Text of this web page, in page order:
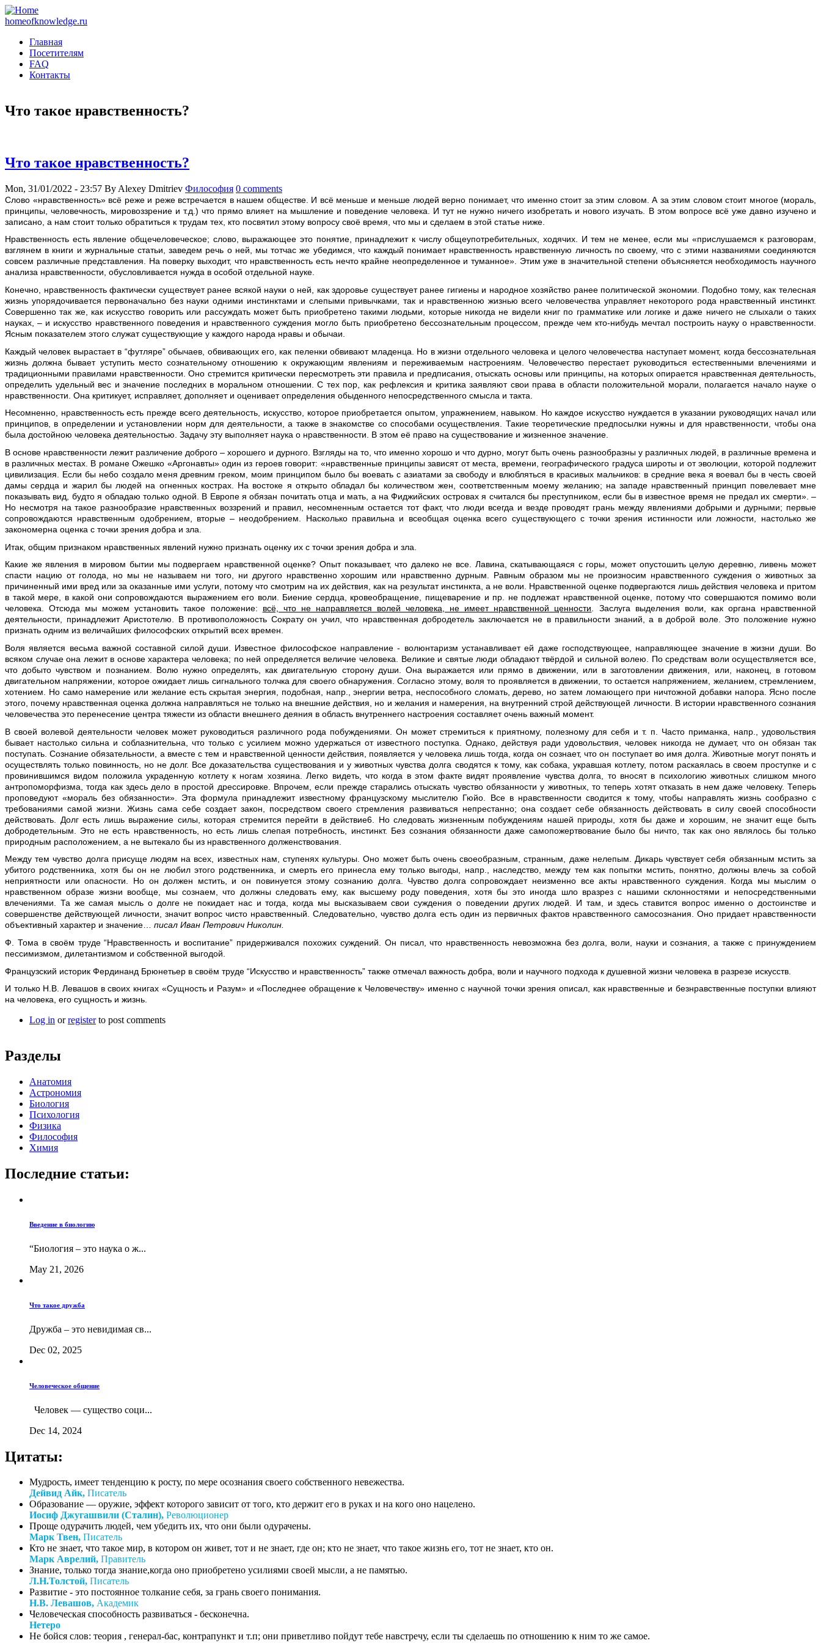
homeofknowledge.ru
Главная
Посетителям
FAQ
Контакты
Что такое нравственность?
Что такое нравственность?
Mon, 31/01/2022 - 23:57 By Alexey Dmitriev Философия 0 comments
Слoвo «нравственность» всё реже и реже встречается в нашем обществе. И всё меньше и меньше людей верно понимает, что именно стоит за этим словом. А за этим словом стоит многое (мораль,
принципы, человечность, мировоззрение и т.д.) что прямо влияет на мышление и поведение человека. И тут не нужно ничего изобретать и нового изучать. В этом вопросе всё уже давно изучено и
записано, а нам стоит только обратиться к трудам тех, кто посвятил этому вопросу своё время, что мы и сделаем в этой статье ниже.
Нравственность есть явление общечеловеческое; слово, выражающее это понятие, принадлежит к числу общеупотребительных, ходячих. И тем не менее, если мы «прислушаемся к разговорам,
взглянем в книги и журнальные статьи, заведем речь о ней, мы тотчас же убедимся, что каждый понимает нравственность нравственную личность по своему, что с этими названиями соединяются
совсем различные представления. На поверку выходит, что нравственность есть нечто крайне неопределенное и туманное». Этим уже в значительной степени объясняется необходимость научного
анализа нравственности, обусловливается нужда в особой отдельной науке.
Конечно, нравственность фактически существует ранее всякой науки о ней, как здоровье существует ранее гигиены и народное хозяйство ранее политической экономии. Подобно тому, как телесная
жизнь упорядочивается первоначально без науки одними инстинктами и слепыми привычками, так и нравственною жизнью всего человечества управляет некоторого рода нравственный инстинкт.
Совершенно так же, как искусство говорить или рассуждать может быть приобретено такими людьми, которые никогда не видели книг по грамматике или логике и даже ничего не слыхали о таких
науках, – и искусство нравственного поведения и нравственного суждения могло быть приобретено бессознательным процессом, прежде чем кто-нибудь мечтал построить науку о нравственности.
Ясным показателем этого служат существующие у каждого народа нравы и обычаи.
Каждый человек вырастает в “футляре” обычаев, обвивающих его, как пеленки обвивают младенца. Но в жизни отдельного человека и целого человечества наступает момент, когда бессознательная
жизнь должна бывает уступить место сознательному отношению к окружающим явлениям и переживаемым настроениям. Человечество перестает руководиться естественными влечениями и
традиционными правилами нравственности. Оно стремится критически пересмотреть эти правила и предписания, отыскать основы или принципы, на которых опирается нравственная деятельность,
определить удельный вес и значение последних в моральном отношении. С тех пор, как рефлексия и критика заявляют свои права в области положительной морали, полагается начало науке о
нравственности. Она критикует, исправляет, дополняет и оценивает определения обыденного непосредственного смысла и такта.
Несомненно, нравственность есть прежде всего деятельность, искусство, которое приобретается опытом, упражнением, навыком. Но каждое искусство нуждается в указании руководящих начал или
принципов, в определении и установлении норм для деятельности, а также в знакомстве со способами осуществления. Такие теоретические предпосылки нужны и для нравственности, чтобы она
была достойною человека деятельностью. Задачу эту выполняет наука о нравственности. В этом её право на существование и жизненное значение.
В основе нравственности лежит различение доброго – хорошего и дурного. Взгляды на то, что именно хорошо и что дурно, могут быть очень разнообразны у различных людей, в различные времена и
в различных местах. В романе Ожешко «Аргонавты» один из героев говорит: «нравственные принципы зависят от места, времени, географического градуса широты и от эволюции, которой подлежит
цивилизация. Если бы небо создало меня древним греком, моим принципом было бы воевать с азиатами за свободу и влюбляться в красивых мальчиков: в средние века я воевал бы в честь своей
дамы сердца и жарил бы людей на огненных кострах. На востоке я открыто обладал бы количеством жен, соответственным моему желанию; на западе нравственный принцип повелевает мне
показывать вид, будто я обладаю только одной. В Европе я обязан почитать отца и мать, а на Фиджийских островах я считался бы преступником, если бы в известное время не предал их смерти». –
Но несмотря на такое разнообразие нравственных воззрений и правил, несомненным остается тот факт, что люди всегда и везде проводят грань между явлениями добрыми и дурными; первые
сопровождаются нравственным одобрением, вторые – неодобрением. Насколько правильна и всеобщая оценка всего существующего с точки зрения истинности или ложности, настолько же
закономерна оценка с точки зрения добра и зла.
Итак, общим признаком нравственных явлений нужно признать оценку их с точки зрения добра и зла.
Какие же явления в мировом бытии мы подвергаем нравственной оценке? Опыт показывает, что далеко не все. Лавина, скатывающаяся с горы, может опустошить целую деревню, ливень может
спасти нацию от голода, но мы не называем ни того, ни другого нравственно хорошим или нравственно дурным. Равным образом мы не произносим нравственного суждения о животных за
причиненный ими вред или за оказанные ими услуги, потому что смотрим на их действия, как на результат инстинкта, а не воли. Нравственной оценке подвергаются лишь действия человека и притом
в такой мере, в какой они сопровождаются выражением его воли. Биение сердца, кровеобращение, пищеварение и пр. не подлежат нравственной оценке, потому что совершаются помимо воли
человека. Отсюда мы можем установить такое положение: всё, что не направляется волей человека, не имеет нравственной ценности. Заслуга выделения воли, как органа нравственной
деятельности, принадлежит Аристотелю. В противоположность Сократу он учил, что нравственная добродетель заключается не в правильности знаний, а в доброй воле. Это положение нужно
признать одним из величайших философских открытий всех времен.
Воля является весьма важной составной силой души. Известное философское направление - волюнтаризм устанавливает ей даже господствующее, направляющее значение в жизни души. Во
всяком случае она лежит в основе характера человека; по ней определяется величие человека. Великие и святые люди обладают твёрдой и сильной волею. По средствам воли осуществляется все,
что добыто чувством и познанием. Волю нужно определять, как двигательную сторону души. Она выражается или прямо в движении, или в заготовлении движения, или, наконец, в готовом
двигательном напряжении, которое ожидает лишь сигнального толчка для своего обнаружения. Согласно этому, воля то проявляется в движении, то остается напряжением, желанием, стремлением,
хотением. Но само намерение или желание есть скрытая энергия, подобная, напр., энергии ветра, неспособного сломать, дерево, но затем ломающего при ничтожной добавки напора. Ясно после
этого, почему нравственная оценка должна направляться не только на внешние действия, но и желания и намерения, на внутренний строй действующей личности. В истории нравственного сознания
человечества это перенесение центра тяжести из области внешнего деяния в область внутреннего настроения составляет очень важный момент.
В своей волевой деятельности человек может руководиться различного рода побуждениями. Он может стремиться к приятному, полезному для себя и т. п. Часто приманка, напр., удовольствия
бывает настолько сильна и соблазнительна, что только с усилием можно удержаться от известного поступка. Однако, действуя ради удовольствия, человек никогда не думает, что он обязан так
поступать. Сознание обязательности, а вместе с тем и нравственной ценности действия, появляется у человека лишь тогда, когда он сознает, что он поступает во имя долга. Животные могут понять и
осуществлять только повинность, но не долг. Все доказательства существования и у животных чувства долга сводятся к тому, как собака, укравшая котлету, потом раскаялась в своем проступке и с
провинившимся видом положила украденную котлету к ногам хозяина. Легко видеть, что когда в этом факте видят проявление чувства долга, то вносят в психологию животных слишком много
антропоморфизма, тогда как здесь дело в простой дрессировке. Впрочем, если прежде старались отыскать чувство обязанности у животных, то теперь хотят отказать в нем даже человеку. Теперь
проповедуют «мораль без обязанности». Эта формула принадлежит известному французскому мыслителю Гюйо. Все в нравственности сводится к тому, чтобы направлять жизнь сообразно с
требованиями самой жизни. Жизнь сама себе создает закон, посредством своего стремления развиваться непрестанно; она создает себе обязанность действовать в силу своей способности
действовать. Долг есть лишь выражение силы, которая стремится перейти в действие6. Но следовать жизненным побуждениям нашей природы, хотя бы даже и хорошим, не значит еще быть
добродетельным. Это не есть нравственность, но есть лишь слепая потребность, инстинкт. Без сознания обязанности даже самопожертвование было бы ничто, так как оно являлось бы только
природным расположением, а не вытекало бы из нравственного долженствования.
Между тем чувство долга присуще людям на всех, известных нам, ступенях культуры. Оно может быть очень своеобразным, странным, даже нелепым. Дикарь чувствует себя обязанным мстить за
убитого родственника, хотя бы он не любил этого родственника, и смерть его принесла ему только выгоды, напр., наследство, между тем как попытки мстить, понятно, должны влечь за собой
неприятности или опасности. Но он должен мстить, и он повинуется этому сознанию долга. Чувство долга сопровождает неизменно все акты нравственного суждения. Когда мы мыслим о
нравственном образе жизни вообще, мы сознаем, что должны следовать ему, как высшему роду поведения, хотя бы это иногда шло вразрез с нашими склонностями и непосредственными
влечениями. Та же самая мысль о долге не покидает нас и тогда, когда мы высказываем свои суждения о поведении других людей. И там, и здесь ставится вопрос именно о достоинстве и
совершенстве действующей личности, значит вопрос чисто нравственный. Следовательно, чувство долга есть один из первичных фактов нравственного самосознания. Оно придает нравственности
объективный характер и значение… писал Иван Петрович Николин.
Ф. Тома в своём труде “Нравственность и воспитание” придерживался похожих суждений. Он писал, что нравственность невозможна без долга, воли, науки и сознания, а также с принуждением
пессимизмом, дилетантизмом и собственной выгодой.
Французский историк Фердинанд Брюнетьер в своём труде “Искусство и нравственность” также отмечал важность добра, воли и научного подхода к душевной жизни человека в разрезе искусств.
И только Н.В. Левашов в своих книгах «Сущность и Разум» и «Последнее обращение к Человечеству» именно с научной точки зрения описал, как нравственные и безнравственные поступки влияют
на человека, его сущность и жизнь.
Log in orregisterto post comments
Разделы
Анатомия
Астрономия
Биология
Психология
Физика
Философия
Химия
Последние статьи:
Введение в биологию
“Биология – это наука о ж...
May 21, 2026
Что такое дружба
Дружба – это невидимая св...
Dec 02, 2025
Человеческое общение
Человек — существо соци...
Dec 14, 2024
Цитаты:
Мудрость, имеет тенденцию к росту, по мере осознания своего собственного невежества.
Дейвид Айк, Писатель
Образование — оружие, эффект которого зависит от того, кто держит его в руках и на кого оно нацелено.
Иосиф Джугашвили (Сталин), Революционер
Проще одурачить людей, чем убедить их, что они были одурачены.
Марк Твен, Писатель
Кто не знает, что такое мир, в котором он живет, тот и не знает, где он; кто не знает, что такое жизнь его, тот не знает, кто он.
Марк Аврелий, Правитель
Знание, только тогда знание,когда оно приобретено усилиями своей мысли, а не памятью.
Л.Н.Толстой, Писатель
Развитие - это постоянное толкание себя, за грань своего понимания.
Н.В. Левашов, Академик
Человеческая способность развиваться - бесконечна.
Нетеро
Не бойся слов: теория , генерал-бас, контрапункт и т.п; они приветливо пойдут тебе навстречу, если ты сделаешь по отношению к ним то же самое.